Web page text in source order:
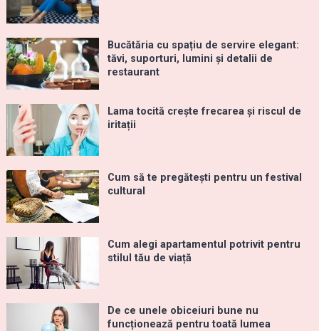
Bucătăria cu spațiu de servire elegant:
tăvi, suporturi, lumini și detalii de
restaurant
Lama tocită crește frecarea și riscul de
iritații
Cum să te pregătești pentru un festival
cultural
Cum alegi apartamentul potrivit pentru
stilul tău de viață
De ce unele obiceiuri bune nu
funcționează pentru toată lumea